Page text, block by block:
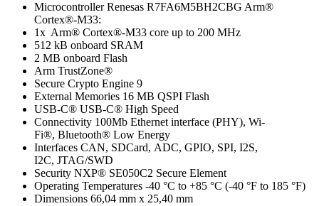
Microcontroller Renesas R7FA6M5BH2CBG Arm®
Cortex®-M33:
1x Arm® Cortex®-M33 core up to 200 MHz
512 kB onboard SRAM
2 MB onboard Flash
Arm TrustZone®
Secure Crypto Engine 9
External Memories 16 MB QSPI Flash
USB-C® USB-C® High Speed
Connectivity 100Mb Ethernet interface (PHY), Wi-
Fi®, Bluetooth® Low Energy
Interfaces CAN, SDCard, ADC, GPIO, SPI, I2S,
I2C, JTAG/SWD
Security NXP® SE050C2 Secure Element
Operating Temperatures -40 °C to +85 °C (-40 °F to 185 °F)
Dimensions 66,04 mm x 25,40 mm